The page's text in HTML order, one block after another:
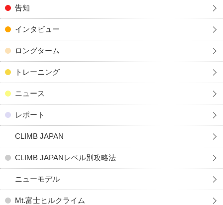
告知
インタビュー
ロングターム
トレーニング
ニュース
レポート
CLIMB JAPAN
CLIMB JAPANレベル別攻略法
ニューモデル
Mt.富士ヒルクライム